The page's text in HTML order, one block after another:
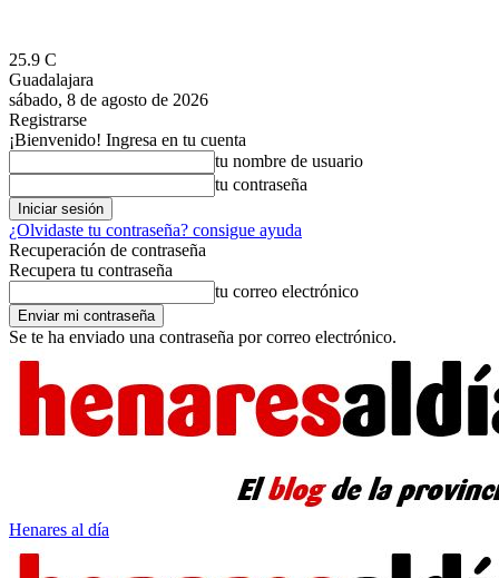
25.9 C
Guadalajara
sábado, 8 de agosto de 2026
Registrarse
¡Bienvenido! Ingresa en tu cuenta
tu nombre de usuario
tu contraseña
¿Olvidaste tu contraseña? consigue ayuda
Recuperación de contraseña
Recupera tu contraseña
tu correo electrónico
Se te ha enviado una contraseña por correo electrónico.
Henares al día